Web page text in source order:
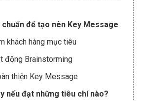
để tạo nên Key Message
khách hàng mục tiêu
động Brainstorming
thiện Key Message
nếu đạt những tiêu chí nào?